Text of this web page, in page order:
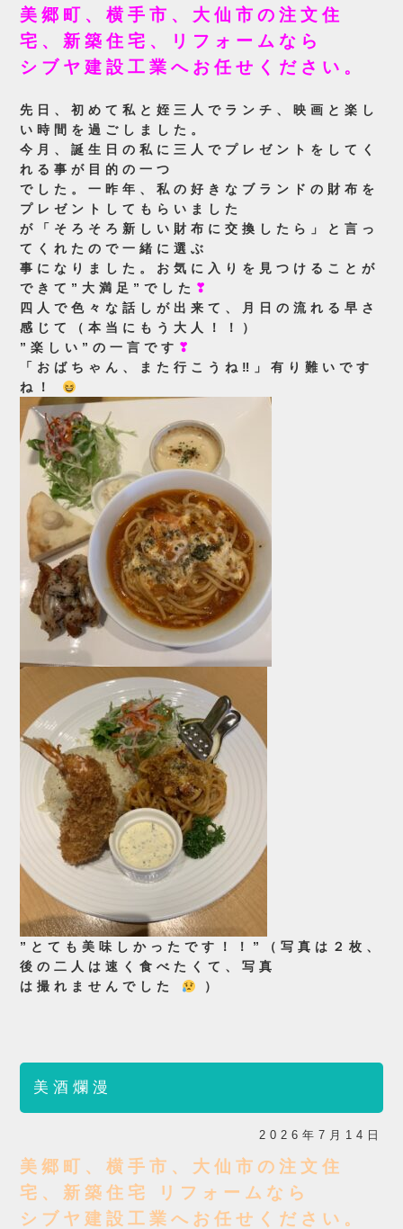
美郷町、横手市、大仙市の注文住
宅、新築住宅、リフォームなら
シブヤ建設工業へお任せください。
先日、初めて私と姪三人でランチ、映画と楽し
い時間を過ごしました。
今月、誕生日の私に三人でプレゼントをしてく
れる事が目的の一つ
でした。一昨年、私の好きなブランドの財布を
プレゼントしてもらいました
が「そろそろ新しい財布に交換したら」と言っ
てくれたので一緒に選ぶ
事になりました。お気に入りを見つけることが
できて”大満足”でした ❣
四人で色々な話しが出来て、月日の流れる早さ
感じて（本当にもう大人！！）
”楽しい”の一言です ❣
「おばちゃん、また行こうね‼」有り難いです
ね！
”とても美味しかったです！！”（写真は２枚、
後の二人は速く食べたくて、写真
は撮れませんでした
）
美酒爛漫
2026年7月14日
美郷町、横手市、大仙市の注文住
宅、新築住宅 リフォームなら
シブヤ建設工業へお任せください。